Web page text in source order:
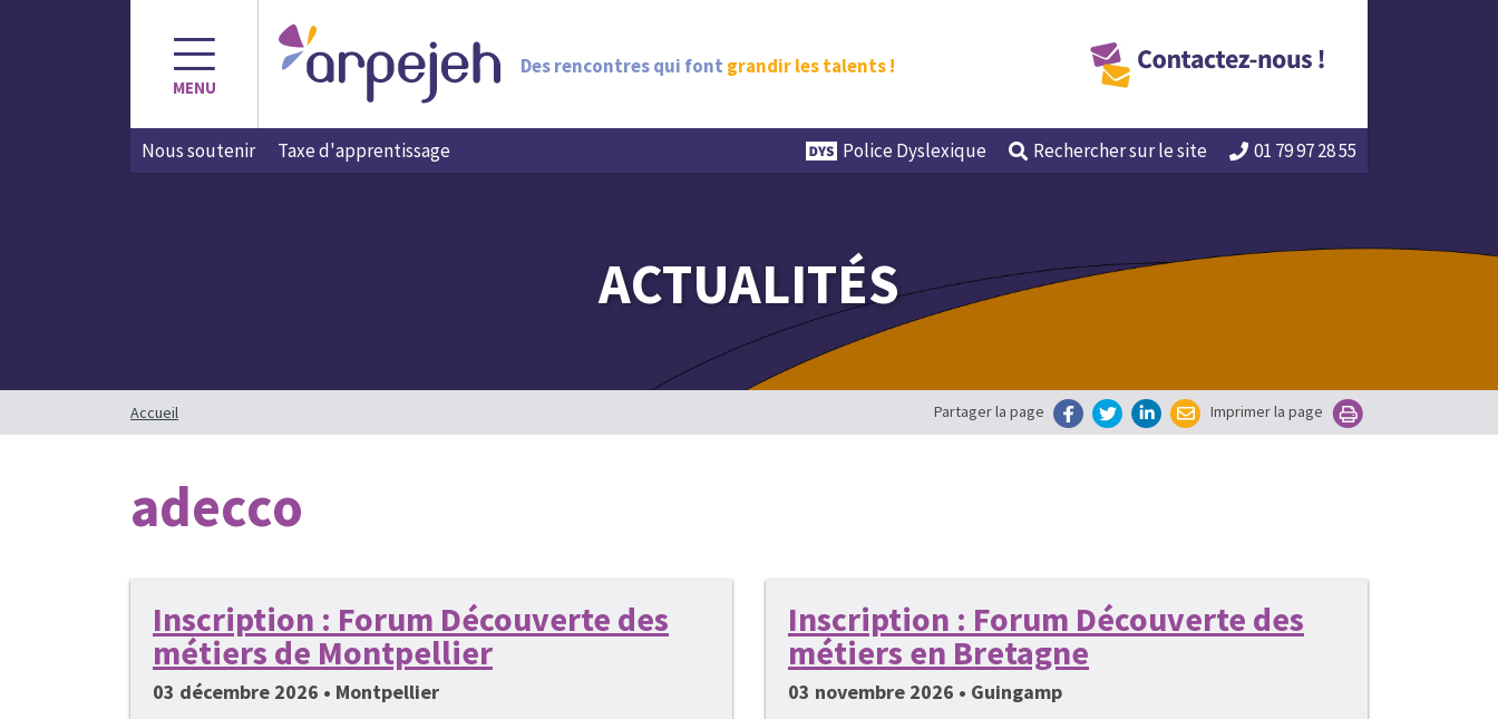
MENU
Des rencontres qui font grandir les talents !
Nous soutenir Taxe d'apprentissage Police Dyslexique Recherchersur le site 01 79 97 28 55
ACTUALITÉS
Accueil Partager la page Imprimer la page
adecco
Inscription : Forum Découverte des
métiers de Montpellier
03 décembre 2026 • Montpellier
Inscription : Forum Découverte des
métiers en Bretagne
03 novembre 2026 • Guingamp